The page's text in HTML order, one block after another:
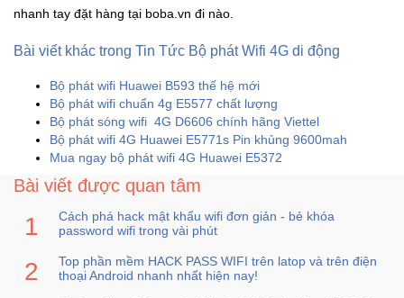
Sức
Y
Dụng
Massage
nhanh tay đặt hàng tại boba.vn đi nào.
Bài viết khác trong Tin Tức Bộ phát Wifi 4G di động
Bộ phát wifi Huawei B593 thế hệ mới
Bộ phát wifi chuẩn 4g E5577 chất lượng
Bộ phát sóng wifi 4G D6606 chính hãng Viettel
Bộ phát wifi 4G Huawei E5771s Pin khủng 9600mah
Mua ngay bộ phát wifi 4G Huawei E5372
Bài viết được quan tâm
Cách phá hack mật khẩu wifi đơn giản - bẻ khóa
password wifi trong vài phút
Top phần mềm HACK PASS WIFI trên latop và trên điện
thoại Android nhanh nhất hiện nay!